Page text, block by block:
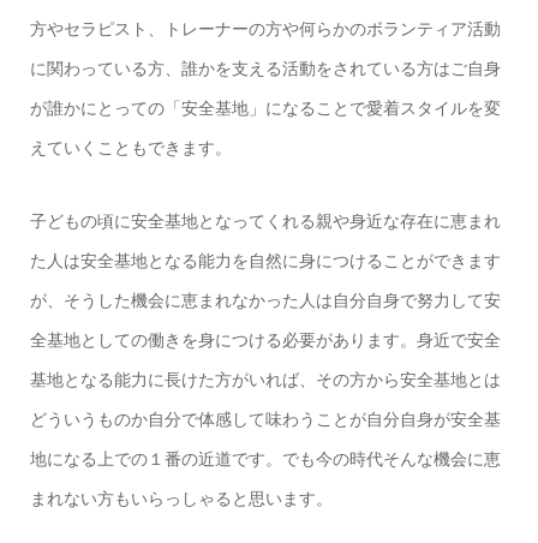
方やセラピスト、トレーナーの方や何らかのボランティア活動
に関わっている方、誰かを支える活動をされている方はご自身
が誰かにとっての「安全基地」になることで愛着スタイルを変
えていくこともできます。
子どもの頃に安全基地となってくれる親や身近な存在に恵まれ
た人は安全基地となる能力を自然に身につけることができます
が、そうした機会に恵まれなかった人は自分自身で努力して安
全基地としての働きを身につける必要があります。身近で安全
基地となる能力に長けた方がいれば、その方から安全基地とは
どういうものか自分で体感して味わうことが自分自身が安全基
地になる上での１番の近道です。でも今の時代そんな機会に恵
まれない方もいらっしゃると思います。